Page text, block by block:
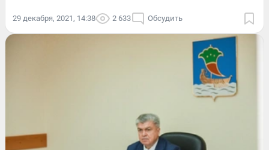
29 декабря, 2021, 14:38 2 633 Обсудить